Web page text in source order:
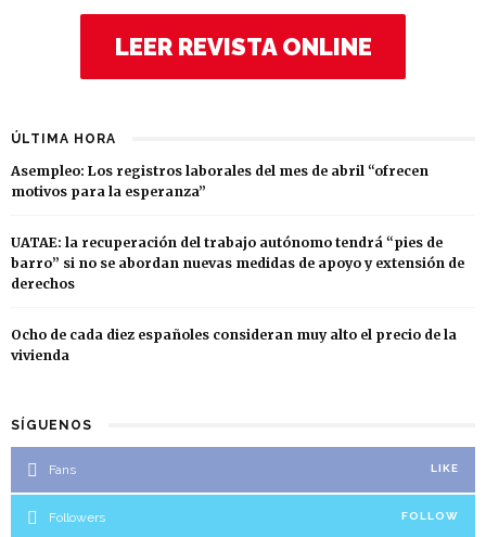
LEER REVISTA ONLINE
ÚLTIMA HORA
Asempleo: Los registros laborales del mes de abril “ofrecen
motivos para la esperanza”
UATAE: la recuperación del trabajo autónomo tendrá “pies de
barro” si no se abordan nuevas medidas de apoyo y extensión de
derechos
Ocho de cada diez españoles consideran muy alto el precio de la
vivienda
SÍGUENOS
Fans LIKE
Followers FOLLOW